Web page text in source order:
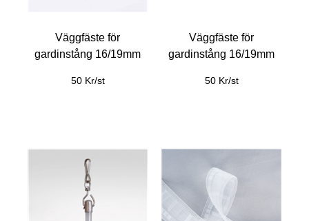
Väggfäste för
gardinstång 16/19mm
50 Kr/st
Väggfäste för
gardinstång 16/19mm
50 Kr/st